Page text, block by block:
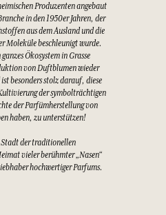
Produzenten angebaut
in den 1950er Jahren, der
aus dem Ausland und die
Moleküle beschleunigt wurde.
Ökosystem in Grasse
von Duftblumen wieder
besonders stolz darauf, diese
der symbolträchtigen
der Parfümherstellung von
haben, zu unterstützen!
Stadt der traditionellen
vieler berühmter „Nasen“
hochwertiger Parfums.